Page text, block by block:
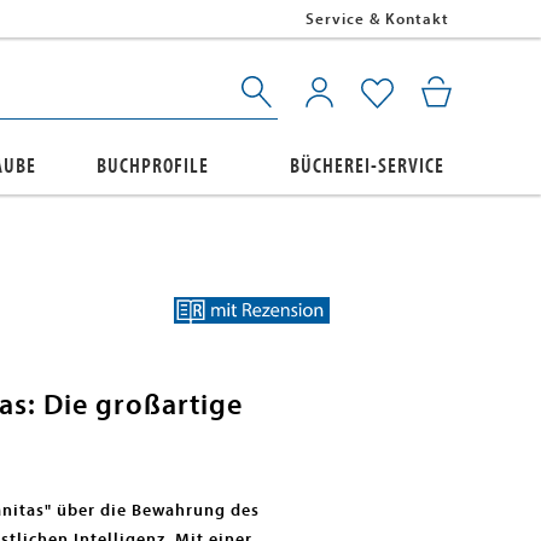
Service & Kontakt
BUCHPROFILE BÜCHEREI-SERVICE
Die großartige
über die Bewahrung des